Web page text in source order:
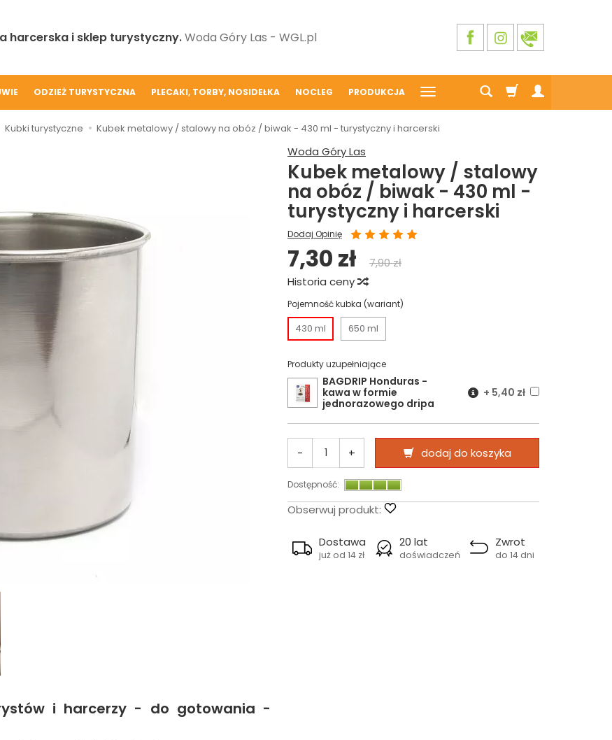
harcerska i sklep turystyczny.Woda Góry Las - WGL.pl
ODZIEŻ TURYSTYCZNA PLECAKI, TORBY, NOSIDEŁKA NOCLEG PRODUKCJA
Kubki turystyczne Kubek metalowy / stalowy na obóz / biwak - 430 ml - turystyczny i harcerski
i harcerzy - do gotowania -
Woda Góry Las
Kubek metalowy / stalowy
na obóz / biwak - 430 ml -
turystyczny i harcerski
Dodaj Opinię
7,30 zł
7,90 zł
Historia ceny
Pojemność kubka (wariant)
430 ml 650 ml
Produkty uzupełniające
BAGDRIP Honduras -
kawa w formie
jednorazowego dripa
+ 5,40 zł
- + dodaj do koszyka
Dostępność:
Obserwuj produkt:
Dostawa
już od 14 zł
20 lat
doświadczeń
Zwrot
do 14 dni